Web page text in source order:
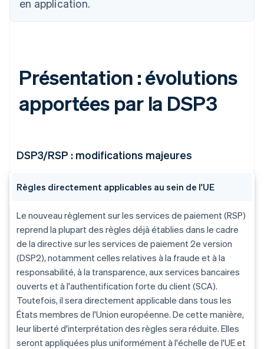
en application.
Présentation : évolutions
apportées par la DSP3
DSP3/RSP : modifications majeures
Règles directement applicables au sein de l'UE
Le nouveau règlement sur les services de paiement (RSP)
reprend la plupart des règles déjà établies dans le cadre
de la directive sur les services de paiement 2e version
(DSP2), notamment celles relatives à la fraude et à la
responsabilité, à la transparence, aux services bancaires
ouverts et à l'authentification forte du client (SCA).
Toutefois, il sera directement applicable dans tous les
États membres de l'Union européenne. De cette manière,
leur liberté d'interprétation des règles sera réduite. Elles
seront appliquées plus uniformément à l'échelle de l'UE et